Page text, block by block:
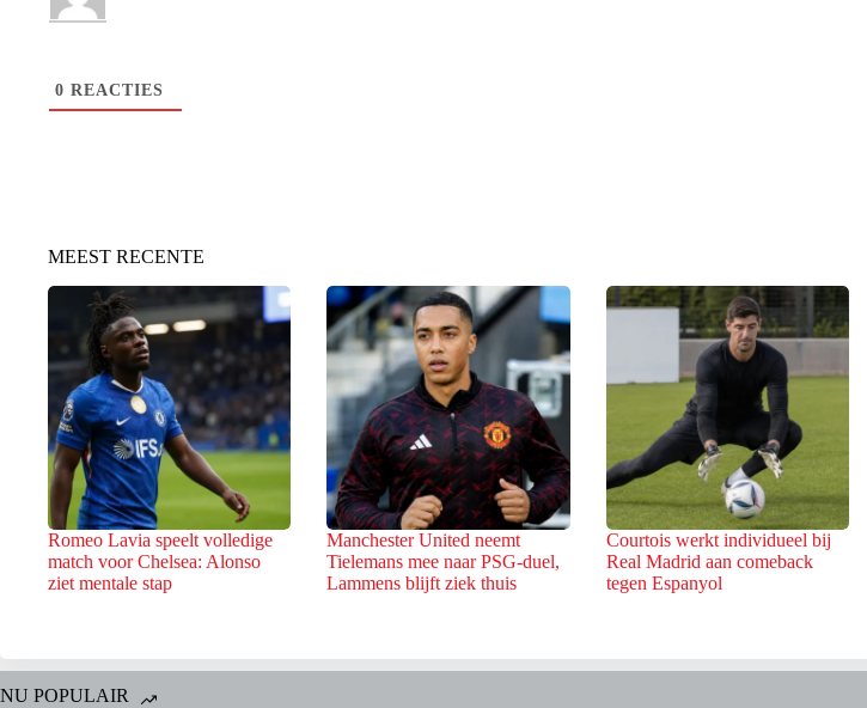
0 REACTIES
MEEST RECENTE
Romeo Lavia speelt volledige
match voor Chelsea: Alonso
ziet mentale stap
Manchester United neemt
Tielemans mee naar PSG-duel,
Lammens blijft ziek thuis
Courtois werkt individueel bij
Real Madrid aan comeback
tegen Espanyol
NU POPULAIR